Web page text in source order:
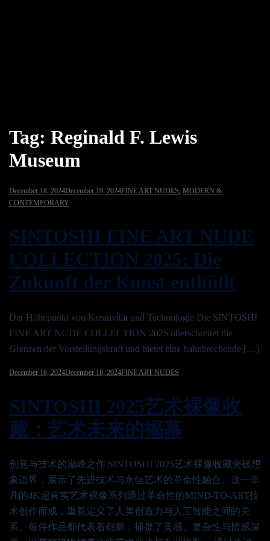
Tag: Reginald F. Lewis
Museum
December 18, 2024December 19, 2024FINE ART NUDES, MODERN &
CONTEMPORARY
SINTOSHI FINE ART NUDE
COLLECTION 2025: Die
Zukunft der Kunst enthüllt
Der Höhepunkt von Kreativität und Technologie Die SINTOSHI
FINE ART NUDE COLLECTION 2025 überschreitet die
Grenzen der Vorstellungskraft und bietet eine bahnbrechende […]
December 18, 2024December 18, 2024FINE ART NUDES
SINTOSHI 2025艺术裸像收
藏：艺术未来的揭幕
创意与技术的巅峰之作 SINTOSHI 2025艺术裸像收藏突破想
象边界，展示了先进技术与永恒艺术的革命性融合。这一非
凡的4K超真实艺术裸像系列通过革命性的MIND-TO-ART技
术创作而成，重新定义了人类创造力与人工智能之间的关
系。每件作品都代表着创新，捕捉了美感、复杂性与情感深